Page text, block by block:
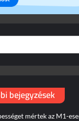
bejegyzések
mértek az M1-